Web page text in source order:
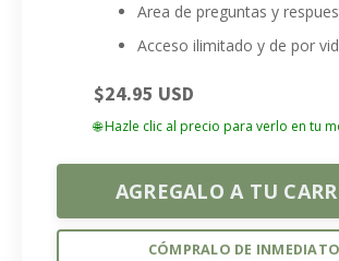
Area de preguntas y
Acceso ilimitado y de por
$24.95 USD
🌐 Hazle clic al precio para verlo en tu
AGREGALO A TU
CÓMPRALO DE INMEDIATO